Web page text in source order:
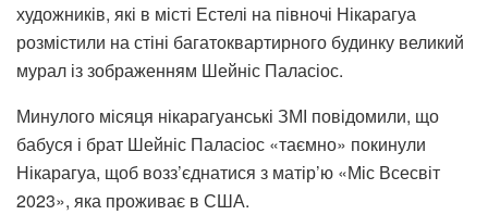
художників, які в місті Естелі на півночі Нікарагуа
розмістили на стіні багатоквартирного будинку великий
мурал із зображенням Шейніс Паласіос.
Минулого місяця нікарагуанські ЗМІ повідомили, що
бабуся і брат Шейніс Паласіос «таємно» покинули
Нікарагуа, щоб возз’єднатися з матір’ю «Міс Всесвіт
2023», яка проживає в США.